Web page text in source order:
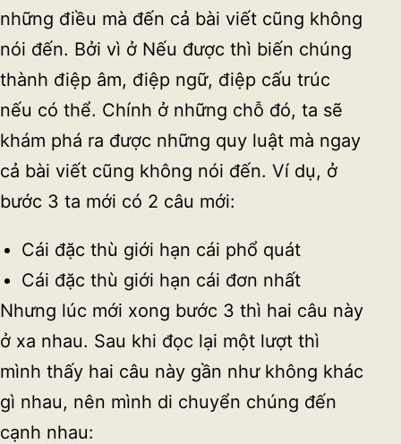
những điều mà đến cả bài viết cũng không
nói đến. Bởi vì ở Nếu được thì biến chúng
thành điệp âm, điệp ngữ, điệp cấu trúc
nếu có thể. Chính ở những chỗ đó, ta sẽ
khám phá ra được những quy luật mà ngay
cả bài viết cũng không nói đến. Ví dụ, ở
bước 3 ta mới có 2 câu mới:
Cái đặc thù giới hạn cái phổ quát
Cái đặc thù giới hạn cái đơn nhất
Nhưng lúc mới xong bước 3 thì hai câu này
ở xa nhau. Sau khi đọc lại một lượt thì
mình thấy hai câu này gần như không khác
gì nhau, nên mình di chuyển chúng đến
cạnh nhau: